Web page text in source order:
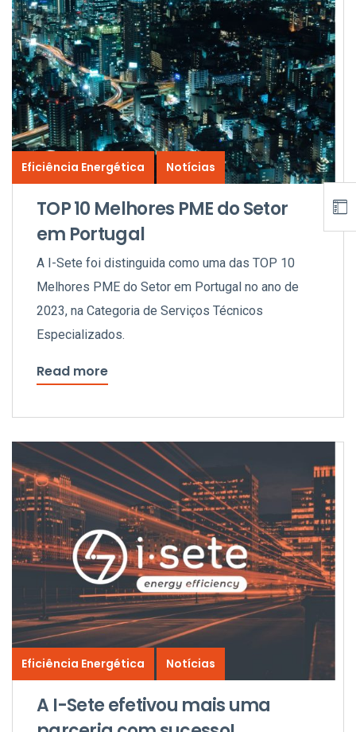
Eficiência Energética Notícias
TOP 10 Melhores PME do Setor
em Portugal
A I-Sete foi distinguida como uma das TOP 10
Melhores PME do Setor em Portugal no ano de
2023, na Categoria de Serviços Técnicos
Especializados.
Read more
Eficiência Energética Notícias
A I-Sete efetivou mais uma